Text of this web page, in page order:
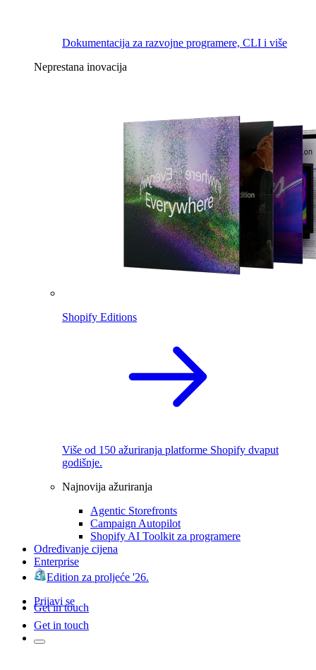
Dokumentacija za razvojne programere, CLI i više
Neprestana inovacija
Shopify Editions
Više od 150 ažuriranja platforme Shopify dvaput
godišnje.
Najnovija ažuriranja
Agentic Storefronts
Campaign Autopilot
Shopify AI Toolkit za programere
Određivanje cijena
Enterprise
Edition za proljeće '26.
Prijavi se
Get in touch
Get in touch